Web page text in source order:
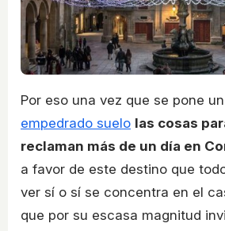
Por eso una vez que se pone
empedrado suelo las cosas
reclaman más de un día en
a favor de este destino que
ver sí o sí se concentra en el
que por su escasa magnitud